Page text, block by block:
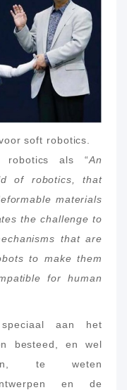
soft robotics.
robotics als “An
of robotics, that
materials
the challenge to
that are
to make them
for human
aan het
besteed, en wel
te weten
en de